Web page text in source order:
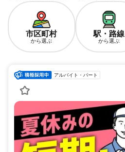
市区町村
から選ぶ
駅・路線
から選ぶ
アルバイト・パート